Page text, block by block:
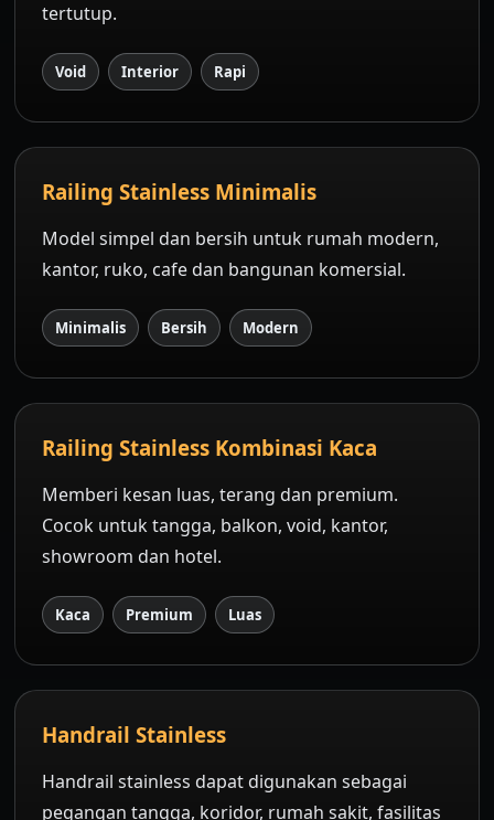
tertutup.
Void Interior Rapi
Railing Stainless Minimalis
Model simpel dan bersih untuk rumah modern,
kantor, ruko, cafe dan bangunan komersial.
Minimalis Bersih Modern
Railing Stainless Kombinasi Kaca
Memberi kesan luas, terang dan premium.
Cocok untuk tangga, balkon, void, kantor,
showroom dan hotel.
Kaca Premium Luas
Handrail Stainless
Handrail stainless dapat digunakan sebagai
pegangan tangga, koridor, rumah sakit, fasilitas